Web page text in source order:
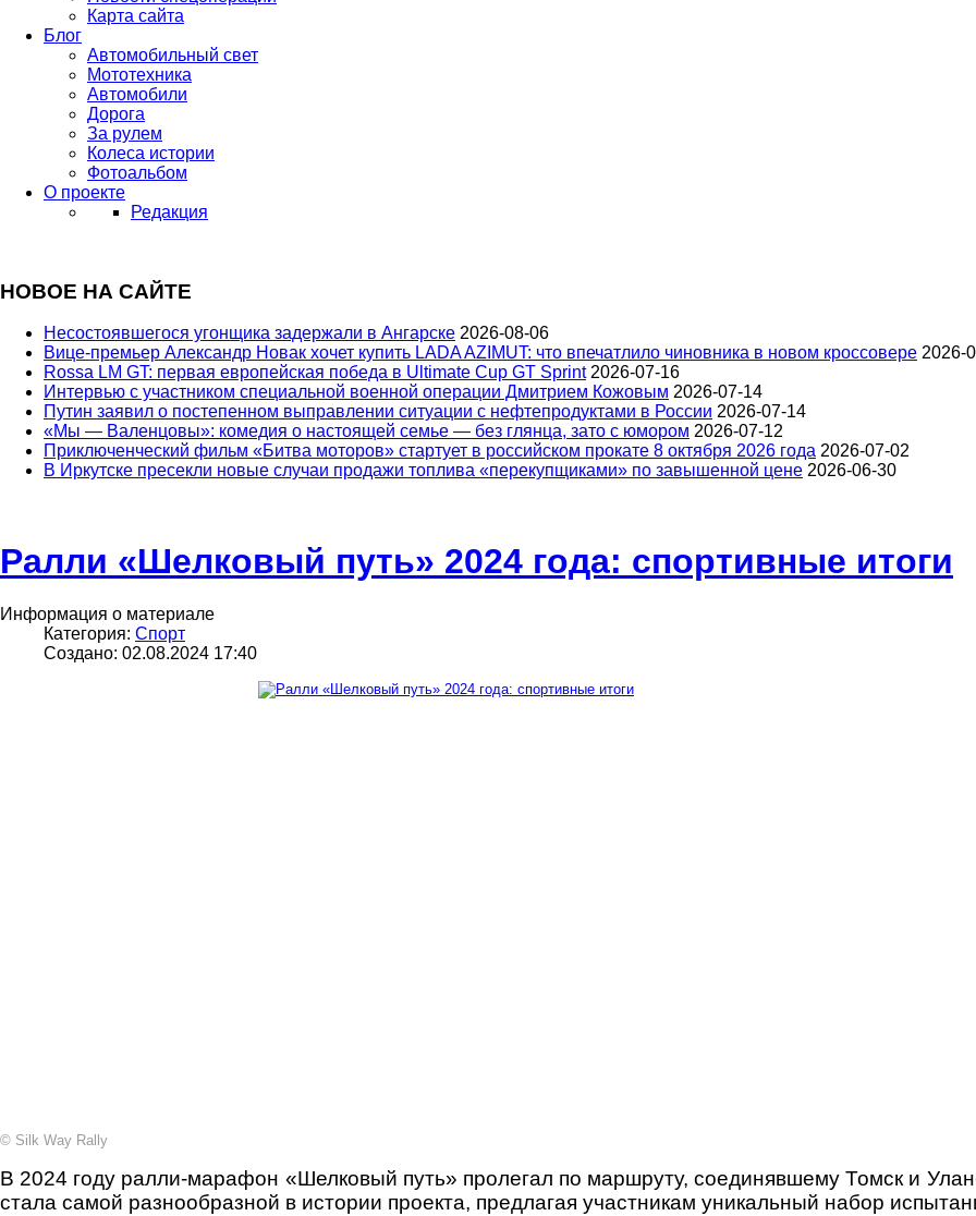
Карта сайта
Блог
Автомобильный свет
Мототехника
Автомобили
Дорога
За рулем
Колеса истории
Фотоальбом
О проекте
Редакция
НОВОЕ НА САЙТЕ
Несостоявшегося угонщика задержали в Ангарске 2026-08-06
Вице‑премьер Александр Новак хочет купить LADA AZIMUT: что впечатлило чиновника в новом кроссовере 2026-
Rossa LM GT: первая европейская победа в Ultimate Cup GT Sprint 2026-07-16
Интервью с участником специальной военной операции Дмитрием Кожовым 2026-07-14
Путин заявил о постепенном выправлении ситуации с нефтепродуктами в России 2026-07-14
«Мы — Валенцовы»: комедия о настоящей семье — без глянца, зато с юмором 2026-07-12
Приключенческий фильм «Битва моторов» стартует в российском прокате 8 октября 2026 года 2026-07-02
В Иркутске пресекли новые случаи продажи топлива «перекупщиками» по завышенной цене 2026-06-30
Ралли «Шелковый путь» 2024 года: спортивные итоги
Информация о материале
Категория: Спорт
Создано: 02.08.2024 17:40
© Silk Way Rally
В 2024 году ралли-марафон «Шелковый путь» пролегал по маршруту, соединявшему Томск и
стала самой разнообразной в истории проекта, предлагая участникам уникальный набор